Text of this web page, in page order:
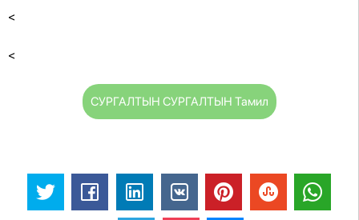
<
<
СУРГАЛТЫН СУРГАЛТЫН Тамил